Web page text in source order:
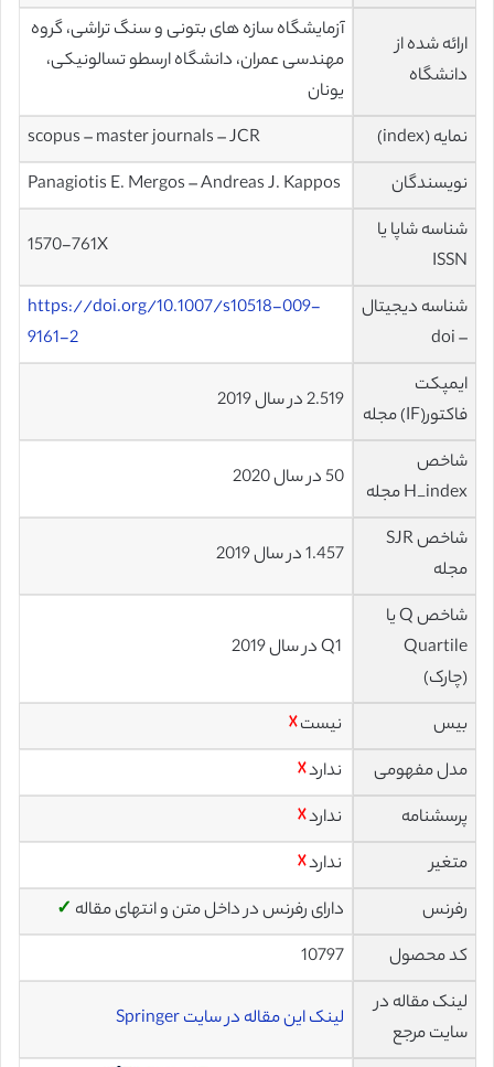
ارائه شده از
دانشگاه
آزمایشگاه سازه های بتونی و سنگ تراشی، گروه
مهندسی عمران، دانشگاه ارسطو تسالونیکی،
یونان
نمایه (index)
scopus – master journals – JCR
نویسندگان
Panagiotis E. Mergos – Andreas J. Kappos
شناسه شاپا یا
ISSN
1570-761X
شناسه دیجیتال
– doi
https://doi.org/10.1007/s10518-009-
9161-2
ایمپکت
فاکتور(IF) مجله
2.519 در سال 2019
شاخص
H_index مجله
50 در سال 2020
شاخص SJR
مجله
1.457 در سال 2019
شاخص Q یا
Quartile
(چارک)
بیس نیست☓
مدل مفهومی
ندارد☓
پرسشنامه
ندارد☓
متغیر
ندارد☓
رفرنس
دارای رفرنس در داخل متن و انتهای مقاله ✓
کد محصول
10797
لینک مقاله در
سایت مرجع
لینک این مقاله در سایت Springer